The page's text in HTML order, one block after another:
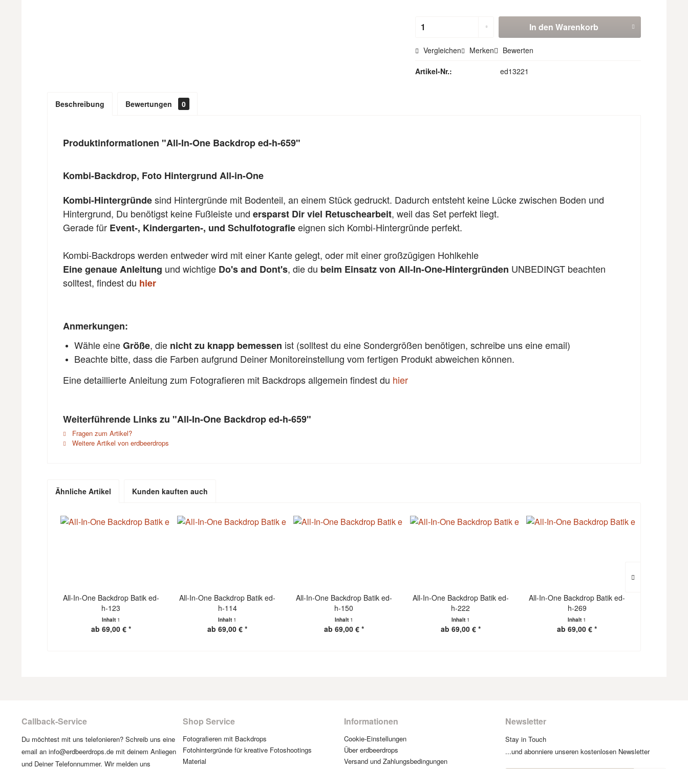
In den Warenkorb
Vergleichen Merken Bewerten
Artikel-Nr.: ed13221
Beschreibung Bewertungen 0
Produktinformationen "All-In-One Backdrop ed-h-659"
Kombi-Backdrop, Foto Hintergrund All-in-One
Kombi-Hintergründesind Hintergründe mit Bodenteil, an einem Stück gedruckt. Dadurch entsteht keine Lücke zwischen Boden und
Hintergrund, Du benötigst keine Fußleiste und ersparst Dir viel Retuschearbeit, weil das Set perfekt liegt.
Gerade für Event-, Kindergarten-, und Schulfotografieeignen sich Kombi-Hintergründe perfekt.
Kombi-Backdrops werden entweder wird mit einer Kante gelegt, oder mit einer großzügigen Hohlkehle
Eine genaue Anleitung und wichtige Do's and Dont's, die du beim Einsatz von All-In-One-Hintergründen UNBEDINGT beachten
solltest, findest du hier
Anmerkungen:
Wähle eineGröße, die nicht zu knapp bemessen ist (solltest du eine Sondergrößen benötigen, schreibe uns eine email)
Beachte bitte, dass die Farben aufgrund Deiner Monitoreinstellung vom fertigen Produkt abweichen können.
Eine detaillierte Anleitung zum Fotografieren mit Backdrops allgemein findest du hier
Weiterführende Links zu "All-In-One Backdrop ed-h-659"
Fragen zum Artikel?
Weitere Artikel von erdbeerdrops
Ähnliche Artikel Kunden kauften auch
All-In-One Backdrop Batik ed-
h-123
Inhalt 1
ab 69,00 € *
All-In-One Backdrop Batik ed-
h-114
Inhalt 1
ab 69,00 € *
All-In-One Backdrop Batik ed-
h-150
Inhalt 1
ab 69,00 € *
All-In-One Backdrop Batik ed-
h-222
Inhalt 1
ab 69,00 € *
All-In-One Backdrop Batik ed-
h-269
Inhalt 1
ab 69,00 € *
Callback-Service
Du möchtest mit uns telefonieren? Schreib uns eine
email an info@erdbeerdrops.de mit deinem Anliegen
und Deiner Telefonnummer. Wir melden uns
Shop Service
Fotografieren mit Backdrops
Fotohintergründe für kreative Fotoshootings
Material
Informationen
Cookie-Einstellungen
Über erdbeerdrops
Versand und Zahlungsbedingungen
Newsletter
Stay in Touch
...und abonniere unseren kostenlosen Newsletter